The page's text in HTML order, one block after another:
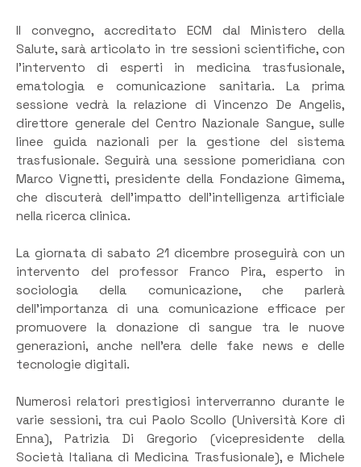
Il convegno, accreditato ECM dal Ministero della
Salute, sarà articolato in tre sessioni scientifiche, con
l’intervento di esperti in medicina trasfusionale,
ematologia e comunicazione sanitaria. La prima
sessione vedrà la relazione di Vincenzo De Angelis,
direttore generale del Centro Nazionale Sangue, sulle
linee guida nazionali per la gestione del sistema
trasfusionale. Seguirà una sessione pomeridiana con
Marco Vignetti, presidente della Fondazione Gimema,
che discuterà dell’impatto dell’intelligenza artificiale
nella ricerca clinica.
La giornata di sabato 21 dicembre proseguirà con un
intervento del professor Franco Pira, esperto in
sociologia della comunicazione, che parlerà
dell’importanza di una comunicazione efficace per
promuovere la donazione di sangue tra le nuove
generazioni, anche nell’era delle fake news e delle
tecnologie digitali.
Numerosi relatori prestigiosi interverranno durante le
varie sessioni, tra cui Paolo Scollo (Università Kore di
Enna), Patrizia Di Gregorio (vicepresidente della
Società Italiana di Medicina Trasfusionale), e Michele